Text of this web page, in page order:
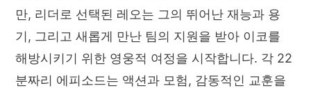
만, 리더로 선택된 레오는 그의 뛰어난 재능과 용
기, 그리고 새롭게 만난 팀의 지원을 받아 이코를
해방시키기 위한 영웅적 여정을 시작합니다. 각 22
분짜리 에피소드는 액션과 모험, 감동적인 교훈을